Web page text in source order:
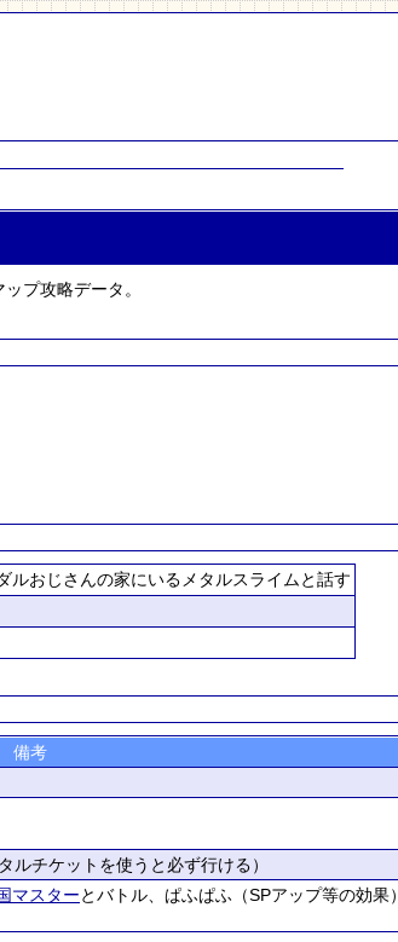
プ攻略データ。
ルおじさんの家にいるメタルスライムと話す
備考
チケットを使うと必ず行ける）
マスターとバトル、ぱふぱふ（SPアップ等の効果）